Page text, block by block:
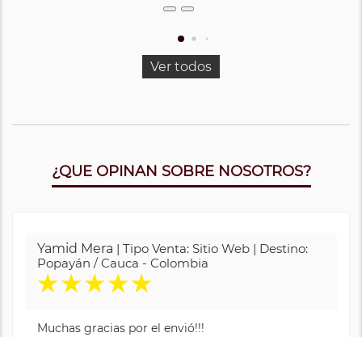
Ver todos
¿QUE OPINAN SOBRE NOSOTROS?
Yamid Mera | Tipo Venta: Sitio Web | Destino:
Popayán / Cauca - Colombia
★★★★★
Muchas gracias por el envió!!!